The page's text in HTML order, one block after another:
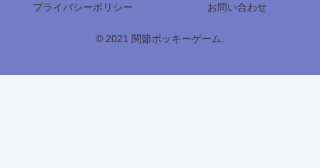
プライバシーポリシー お問い合わせ
© 2021 関節ポッキーゲーム.